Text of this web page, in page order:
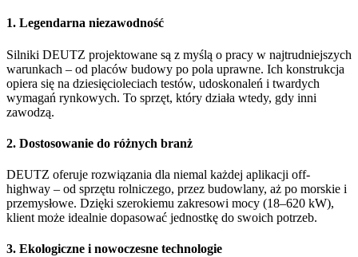
1. Legendarna niezawodność
Silniki DEUTZ projektowane są z myślą o pracy w najtrudniejszych
warunkach – od placów budowy po pola uprawne. Ich konstrukcja
opiera się na dziesięcioleciach testów, udoskonaleń i twardych
wymagań rynkowych. To sprzęt, który działa wtedy, gdy inni
zawodzą.
2. Dostosowanie do różnych branż
DEUTZ oferuje rozwiązania dla niemal każdej aplikacji off-
highway – od sprzętu rolniczego, przez budowlany, aż po morskie i
przemysłowe. Dzięki szerokiemu zakresowi mocy (18–620 kW),
klient może idealnie dopasować jednostkę do swoich potrzeb.
3. Ekologiczne i nowoczesne technologie